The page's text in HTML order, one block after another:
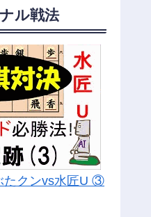
ル戦法
たクンvs水匠U ③